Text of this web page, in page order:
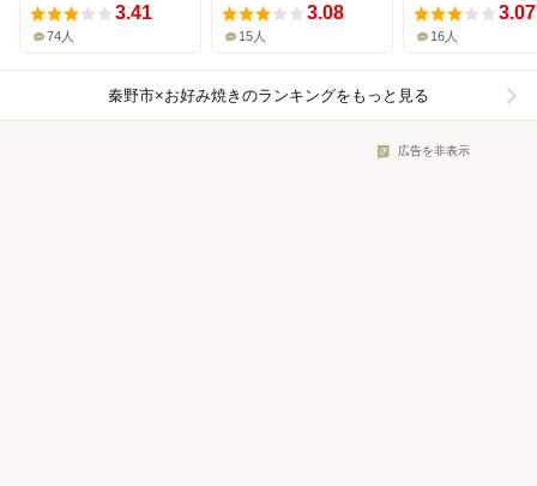
3.41
74人
3.08
15人
3.07
16人
秦野市×お好み焼き のランキングをもっと見る
広告を非表示